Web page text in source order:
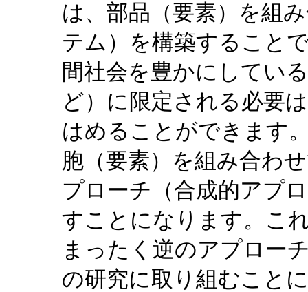
は、部品（要素）を組
テム）を構築すること
間社会を豊かにしてい
ど）に限定される必要
はめることができます
胞（要素）を組み合わ
プローチ（合成的アプ
すことになります。こ
まったく逆のアプロー
の研究に取り組むこと